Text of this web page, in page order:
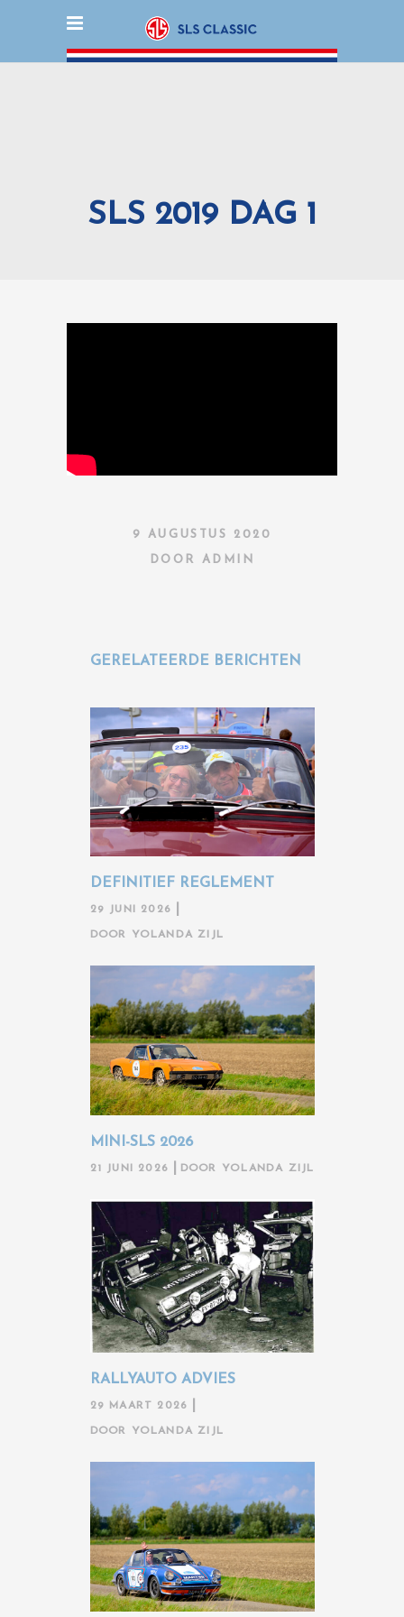
SLS 2019 DAG 1
9 AUGUSTUS 2020
DOOR ADMIN
GERELATEERDE BERICHTEN
DEFINITIEF REGLEMENT
29 JUNI 2026
DOOR YOLANDA ZIJL
MINI-SLS 2026
21 JUNI 2026 DOOR YOLANDA ZIJL
RALLYAUTO ADVIES
29 MAART 2026
DOOR YOLANDA ZIJL